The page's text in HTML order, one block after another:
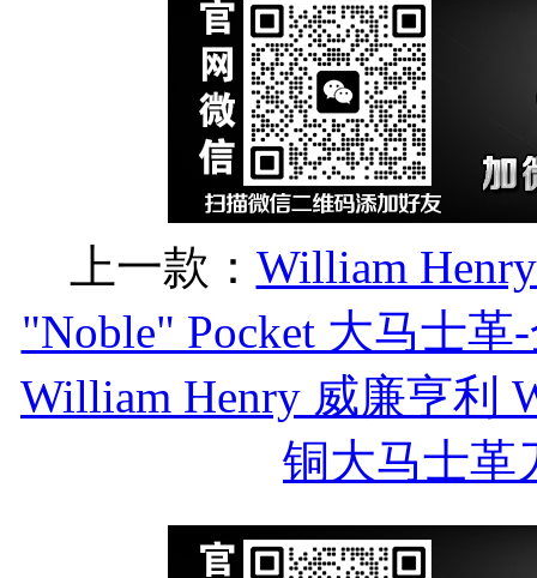
上一款： William
"Noble" Pocket 大马士革
William Henry 威廉亨利
铜大马士革